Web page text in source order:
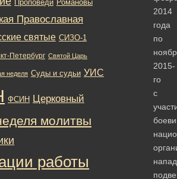
2014
года
по
2015-
го
с
Проповеди Романовы
Православная
святые СИЗО-1
Петербург Святой Царь
неделя Суды и судьи УИС
ФСИН Церковный
молитвы
работы